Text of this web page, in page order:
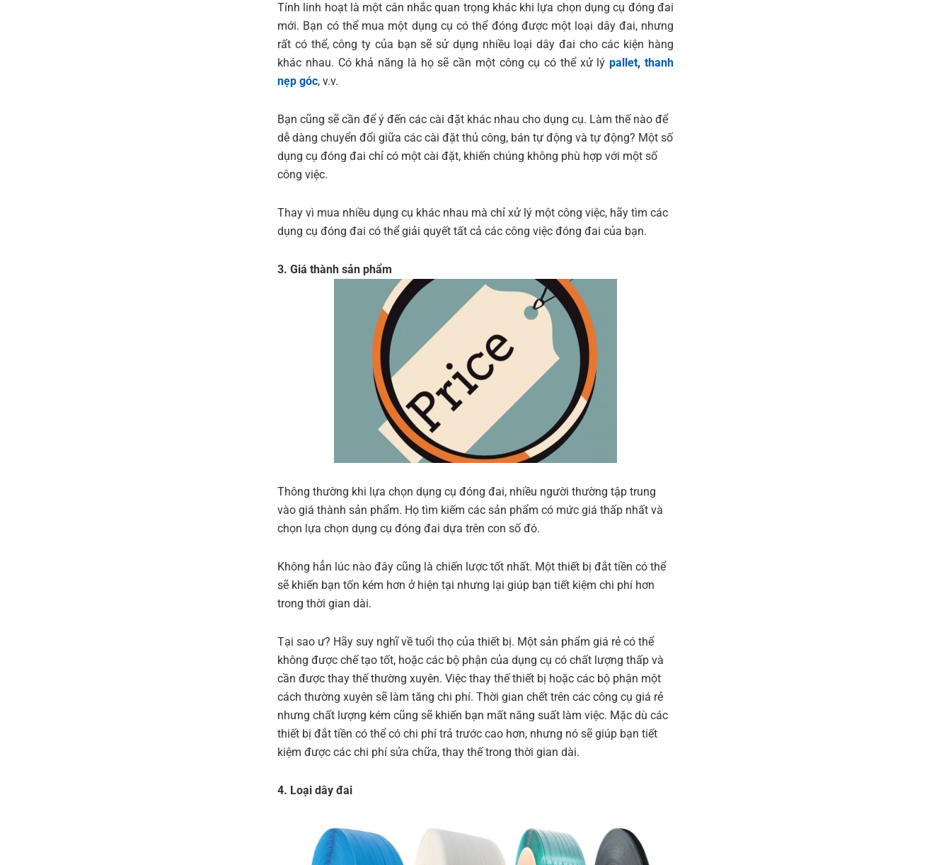
Tính linh hoạt là một cân nhắc quan trọng khác khi lựa chọn dụng cụ đóng đai
mới. Bạn có thể mua một dụng cụ có thể đóng được một loại dây đai, nhưng
rất có thể, công ty của bạn sẽ sử dụng nhiều loại dây đai cho các kiện hàng
khác nhau. Có khả năng là họ sẽ cần một công cụ có thể xử lýpallet,thanh
nẹp góc, v.v.
Bạn cũng sẽ cần để ý đến các cài đặt khác nhau cho dụng cụ. Làm thế nào để
dễ dàng chuyển đổi giữa các cài đặt thủ công, bán tự động và tự động? Một số
dụng cụ đóng đai chỉ có một cài đặt, khiến chúng không phù hợp với một số
công việc.
Thay vì mua nhiều dụng cụ khác nhau mà chỉ xử lý một công việc, hãy tìm các
dụng cụ đóng đai có thể giải quyết tất cả các công việc đóng đai của bạn.
3. Giá thành sản phẩm
Thông thường khi lựa chọn dụng cụ đóng đai, nhiều người thường tập trung
vào giá thành sản phẩm. Họ tìm kiếm các sản phẩm có mức giá thấp nhất và
chọn lựa chọn dụng cụ đóng đai dựa trên con số đó.
Không hẳn lúc nào đây cũng là chiến lược tốt nhất. Một thiết bị đắt tiền có thể
sẽ khiến bạn tốn kém hơn ở hiện tại nhưng lại giúp bạn tiết kiệm chi phí hơn
trong thời gian dài.
Tại sao ư? Hãy suy nghĩ về tuổi thọ của thiết bị. Một sản phẩm giá rẻ có thể
không được chế tạo tốt, hoặc các bộ phận của dụng cụ có chất lượng thấp và
cần được thay thế thường xuyên. Việc thay thế thiết bị hoặc các bộ phận một
cách thường xuyên sẽ làm tăng chi phí. Thời gian chết trên các công cụ giá rẻ
nhưng chất lượng kém cũng sẽ khiến bạn mất năng suất làm việc. Mặc dù các
thiết bị đắt tiền có thể có chi phí trả trước cao hơn, nhưng nó sẽ giúp bạn tiết
kiệm được các chi phí sửa chữa, thay thế trong thời gian dài.
4. Loại dây đai